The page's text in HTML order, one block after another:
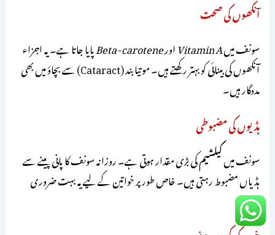
آنکھوں کی صحت
سونف میںVitamin AاورBeta-caroteneپایا جاتا ہے۔ یہ اجزاء
آنکھوں کی بینائی کو بہتر رکھتے ہیں۔ موتیا بند (Cataract) سے بچاؤ میں بھی
مددگار ہیں۔
ہڈیوں کی مضبوطی
سونف میںکیلشیمکی بڑی مقدار ہوتی ہے۔ روزانہ سونف کا پانی پینے سے
ہڈیاں مضبوط رہتی ہیں۔ خاص طور پر خواتین کے لیے یہ بہت ضروری
ہے۔